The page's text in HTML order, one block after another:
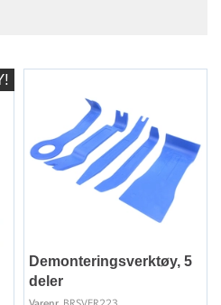
Demonteringsverktøy, 5
deler
BRSVER223